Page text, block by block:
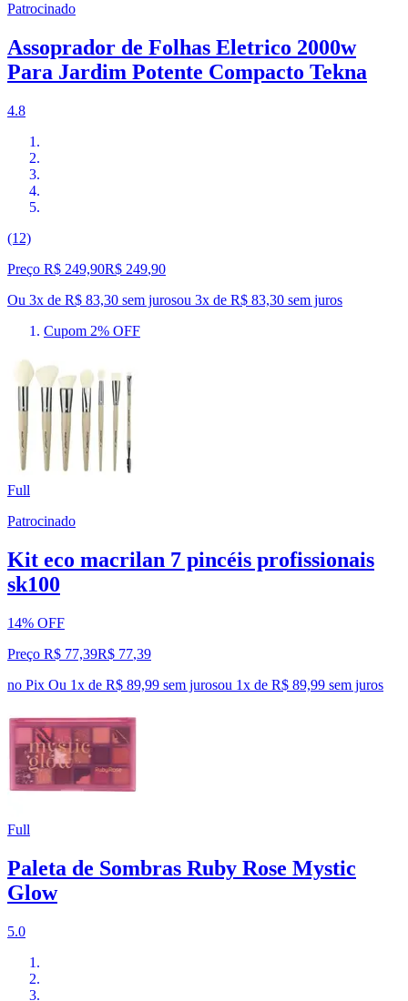
Patrocinado
Assoprador de Folhas Eletrico 2000w
Para Jardim Potente Compacto Tekna
4.8
(12)
Preço R$ 249,90R$ 249,90
Ou 3x de R$ 83,30 sem jurosou 3x de R$ 83,30 sem juros
Cupom 2% OFF
Full
Patrocinado
Kit eco macrilan 7 pincéis profissionais
sk100
14% OFF
Preço R$ 77,39R$ 77,39
no Pix Ou 1x de R$ 89,99 sem jurosou 1x de R$ 89,99 sem juros
Full
Paleta de Sombras Ruby Rose Mystic
Glow
5.0